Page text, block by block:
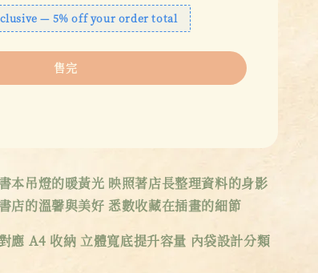
— 5% off your order total
售完
本吊燈的暖黃光 映照著店長整理資料的身影
店的溫馨與美好 悉數收藏在插畫的細節
應 A4 收納 立體寬底提升容量 內袋設計分類